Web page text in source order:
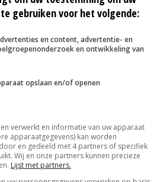
wildaanbod is. En dat
dode schapen. Niet alleen in
wolven, strakker
de wolf en de schade voor
geeft Van Beuzekom aan.
samenwerkende provincies
gebruiken voor het volgende:
en content, advertentie- en
en ontwikkeling van
opslaan en/of openen
verwerkt en informatie van uw apparaat
apparaatgegevens) kan worden
en gedeeld met 4 partners of specifiek
Wij en onze partners kunnen precieze
Lijst met partners.